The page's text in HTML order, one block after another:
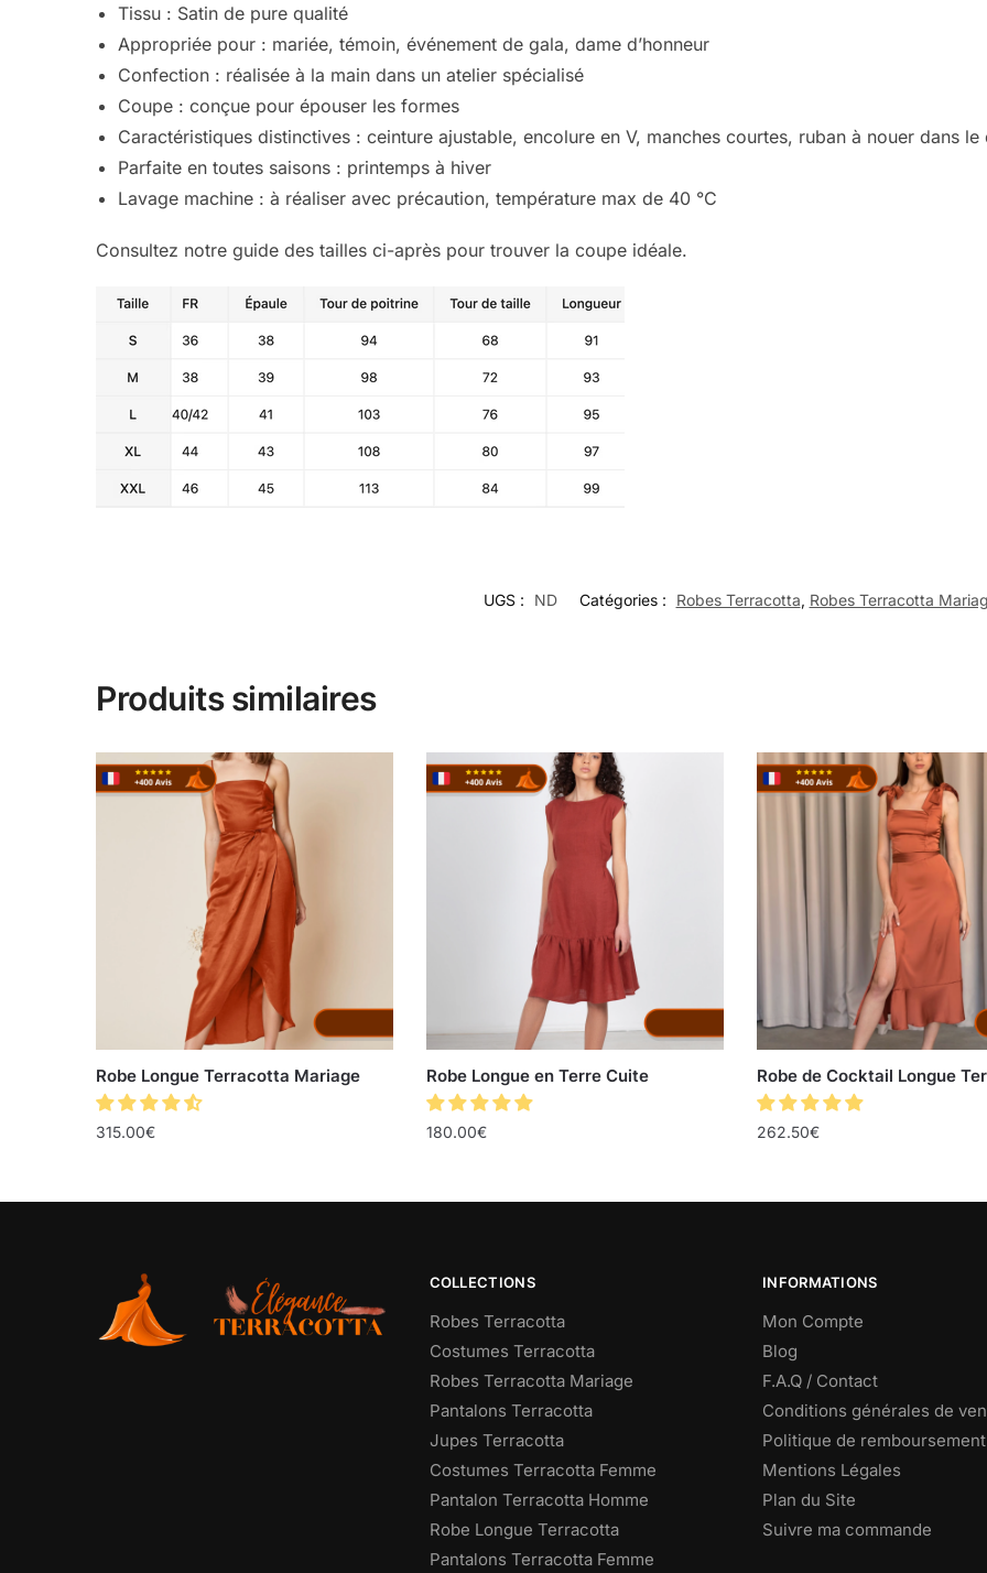
Tissu : Satin de pure qualité
Appropriée pour : mariée, témoin, événement de gala, dame d’honneur
Confection : réalisée à la main dans un atelier spécialisé
Coupe : conçue pour épouser les formes
Caractéristiques distinctives : ceinture ajustable, encolure en V, manches courtes, ruban à nouer dans le
Parfaite en toutes saisons : printemps à hiver
Lavage machine : à réaliser avec précaution, température max de 40 °C
Consultez notre guide des tailles ci-après pour trouver la coupe idéale.
UGS : ND Catégories : Robes Terracotta, Robes Terracotta
Produits similaires
Robe Longue Terracotta Mariage
315.00€
Robe Longue en Terre Cuite
180.00€
Robe de Cocktail Longue
262.50€
COLLECTIONS
Robes Terracotta
Costumes Terracotta
Robes Terracotta Mariage
Pantalons Terracotta
Jupes Terracotta
Costumes Terracotta Femme
Pantalon Terracotta Homme
Robe Longue Terracotta
Pantalons Terracotta Femme
INFORMATIONS
Mon Compte
Blog
F.A.Q / Contact
Conditions générales de
Politique de remboursement
Mentions Légales
Plan du Site
Suivre ma commande